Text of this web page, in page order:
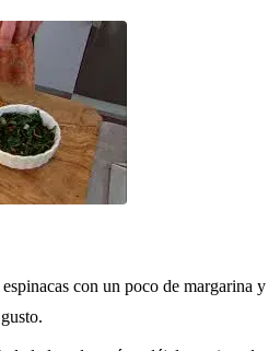
con un poco de margarina y